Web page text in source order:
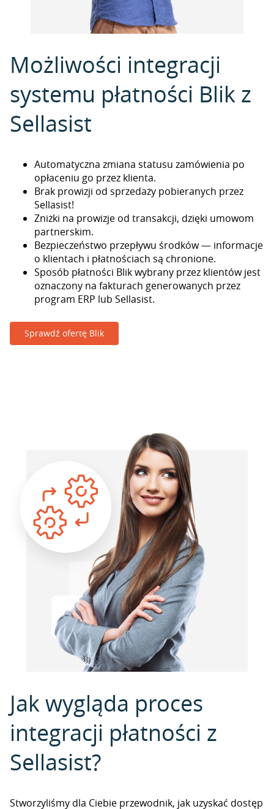
Możliwości integracji
systemu płatności Blik z
Sellasist
Automatyczna zmiana statusu zamówienia po
opłaceniu go przez klienta.
Brak prowizji od sprzedaży pobieranych przez
Sellasist!
Zniżki na prowizje od transakcji, dzięki umowom
partnerskim.
Bezpieczeństwo przepływu środków — informacje
o klientach i płatnościach są chronione.
Sposób płatności Blik wybrany przez klientów jest
oznaczony na fakturach generowanych przez
program ERP lub Sellasist.
Sprawdź ofertę Blik
Jak wygląda proces
integracji płatności z
Sellasist?
Stworzyliśmy dla Ciebie przewodnik, jak uzyskać dostęp